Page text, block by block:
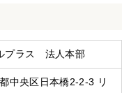
プラス 法人本部
中央区日本橋2-2-3 リ